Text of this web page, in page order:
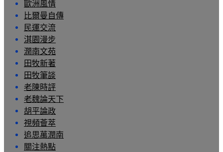
歐洲風情
比爾曼自傳
民運交流
淇園漫步
潤南文苑
田牧新著
田牧筆談
老陳時評
老魏論天下
胡平論政
視頻薈萃
追思萬潤南
關注熱點